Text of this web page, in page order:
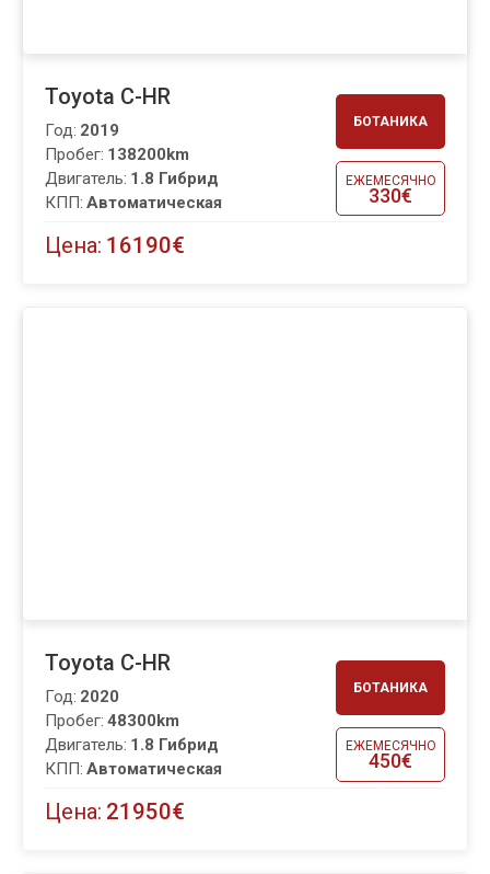
БОТАНИКА
ЕЖЕМЕСЯЧНО
330€
Toyota C-HR
Пробег: 138200km
Год: 2019
Двигатель: 1.8 Гибрид
КПП: Автоматическая
Цена: 16190€
БОТАНИКА
ЕЖЕМЕСЯЧНО
450€
Toyota C-HR
Пробег: 48300km
Год: 2020
Двигатель: 1.8 Гибрид
КПП: Автоматическая
Цена: 21950€